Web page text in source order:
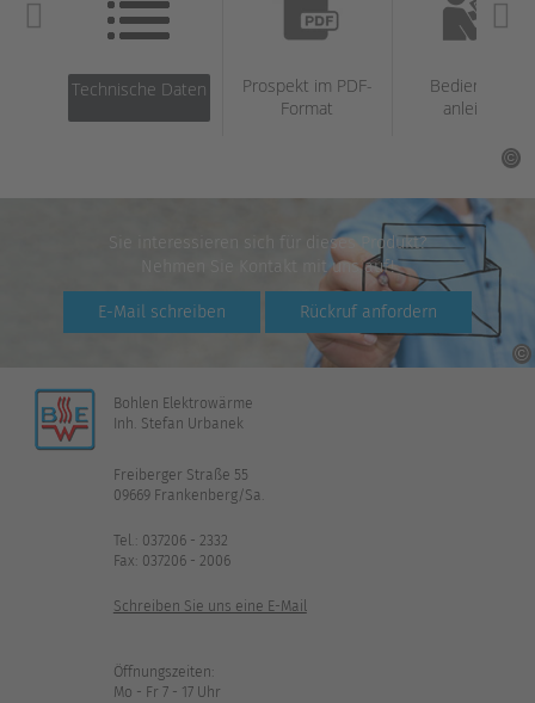
Technische Daten
Prospekt im PDF-
Format
Bedienungs­
anleitung
Sie interessieren sich für dieses Produkt?
Nehmen Sie Kontakt mit uns auf!
E-Mail schreiben Rückruf anfordern
Bohlen Elektrowärme
Inh. Stefan Urbanek
Freiberger Straße 55
09669 Frankenberg/Sa.
Tel.: 037206 - 2332
Fax: 037206 - 2006
Schreiben Sie uns eine E-Mail
Öffnungszeiten:
Mo - Fr 7 - 17 Uhr